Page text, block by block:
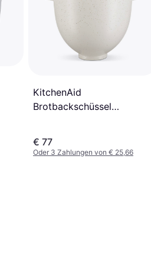
KitchenAid
Brotbackschüssel
€ 77
Oder 3 Zahlungen von € 25,66